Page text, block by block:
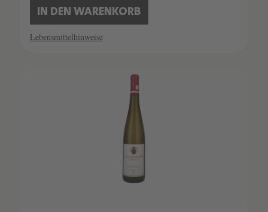
IN DEN WARENKORB
Lebensmittelhinweise